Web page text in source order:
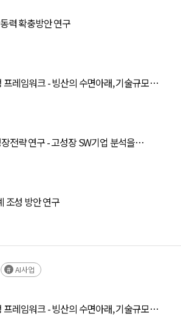
력 확충방안 연구
레임워크 - 빙산의 수면아래, 기술규모
전략 연구 - 고성장 SW기업 분석을
조성 방안 연구
AI사업
레임워크 - 빙산의 수면아래, 기술규모